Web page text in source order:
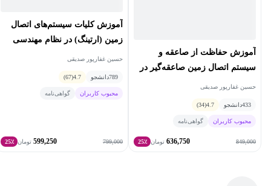
آموزش حفاظت از صاعقه و
سیستم اتصال زمین صاعقه‌گیر در
نظام مهندسی ساختمان
حسین غفارپور صدیقی
433دانشجو 4.7
(34)
محبوب کاربران گواهی‌نامه
849,000
636,750 تومان 25٪
آموزش کلیات سیستم‌های اتصال
زمین (ارتینگ) در نظام مهندسی
ساختمان
حسین غفارپور صدیقی
789دانشجو 4.7
(67)
محبوب کاربران گواهی‌نامه
799,000
599,250 تومان 25٪